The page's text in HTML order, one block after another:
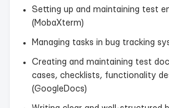
Setting up and maintaining test
(MobaXterm)
Managing tasks in bug tracking
Creating and maintaining test
cases, checklists, functionality
(GoogleDocs)